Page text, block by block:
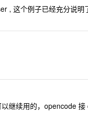
, 这个例子已经充分说
继续用的，opencode